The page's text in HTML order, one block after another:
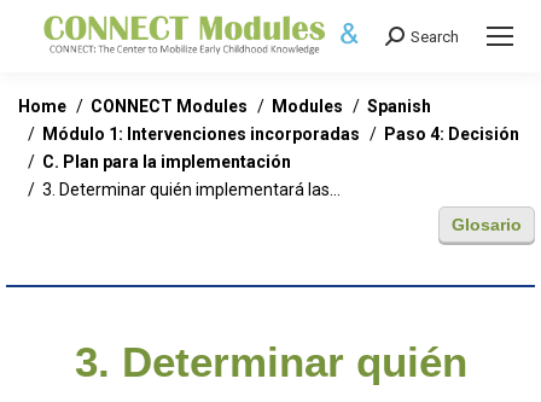
Search:
Search
You are here:
Home CONNECT Modules Modules
Spanish
Módulo 1: Intervenciones incorporadas
Paso 4: Decisión
C. Plan para la implementación
3. Determinar quién implementará las…
Glosario
3. Determinar quién